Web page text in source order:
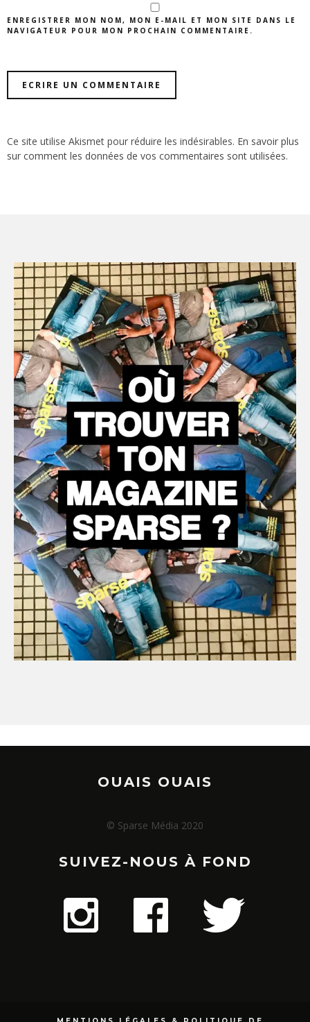
ENREGISTRER MON NOM, MON E-MAIL ET MON SITE DANS LE
NAVIGATEUR POUR MON PROCHAIN COMMENTAIRE.
Ce site utilise Akismet pour réduire les indésirables. En savoir plus
sur comment les données de vos commentaires sont utilisées.
OUAIS OUAIS
© Sparse Média 2020
SUIVEZ-NOUS À FOND